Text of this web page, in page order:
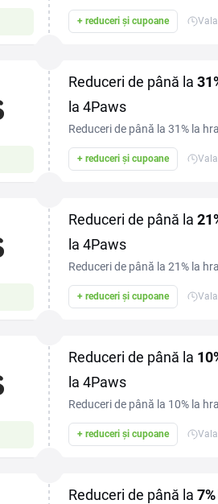
+ reduceri și cupoane
Reduceri de până la
la 4Paws
Reduceri de până la 31% la
tău mese gustoase și nutritive.
+ reduceri și cupoane
Reduceri de până la
la 4Paws
Reduceri de până la 21% la
mese gustoase și nutritive.
+ reduceri și cupoane
Reduceri de până la
la 4Paws
Reduceri de până la 10% la
mese sănătoase și delicioase.
+ reduceri și cupoane
Reduceri de până la 7%